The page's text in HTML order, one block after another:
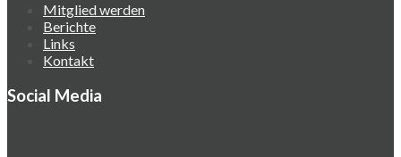
Mitglied werden
Berichte
Links
Kontakt
Social Media